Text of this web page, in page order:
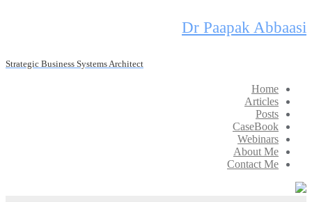
Skip
to
Dr Paapak Abbaasi
Strategic Business Systems Architect
Home
Articles
Posts
CaseBook
Webinars
About Me
Contact Me